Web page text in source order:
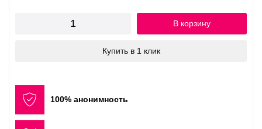
В корзину
Купить в 1 клик
100% анонимность